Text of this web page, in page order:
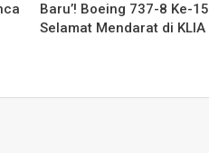
Baru’! Boeing 737-8 Ke-15
Selamat Mendarat di KLIA